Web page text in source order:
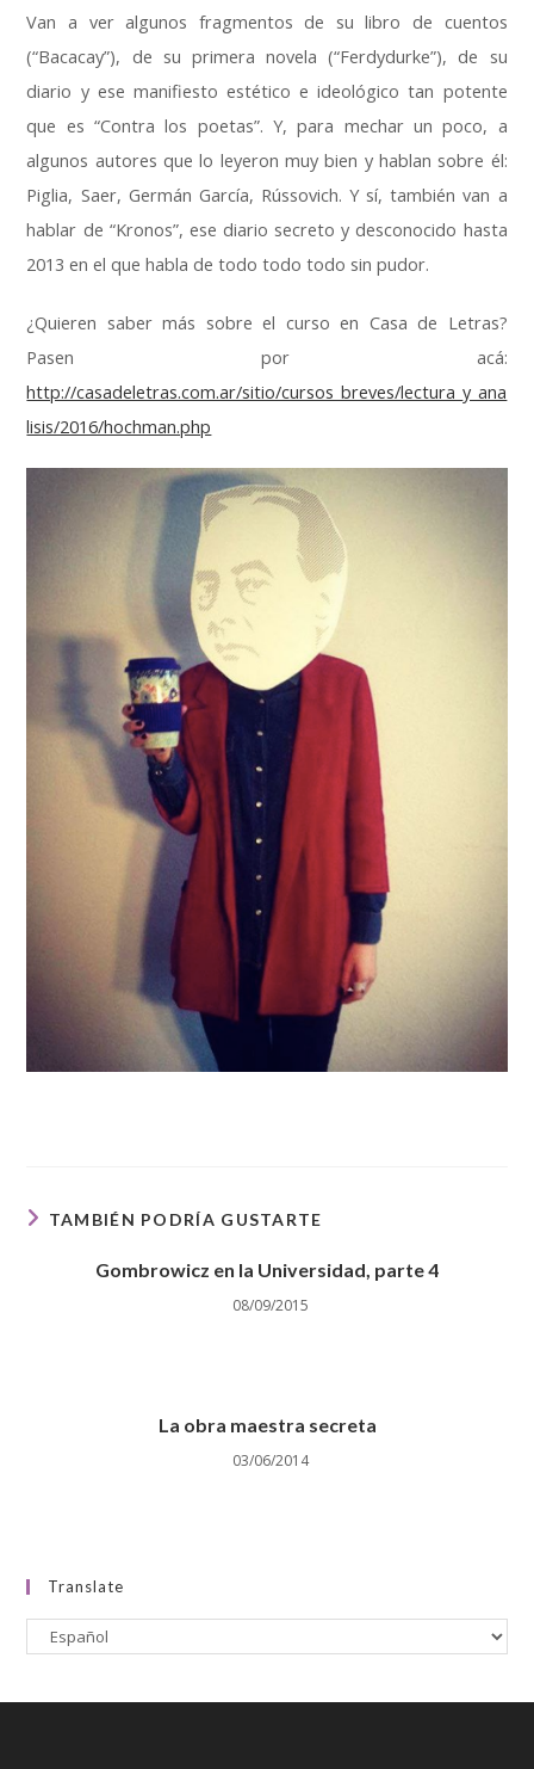
Van a ver algunos fragmentos de su libro de cuentos
(“Bacacay”), de su primera novela (“Ferdydurke”), de su
diario y ese manifiesto estético e ideológico tan potente
que es “Contra los poetas”. Y, para mechar un poco, a
algunos autores que lo leyeron muy bien y hablan sobre él:
Piglia, Saer, Germán García, Rússovich. Y sí, también van a
hablar de “Kronos”, ese diario secreto y desconocido hasta
2013 en el que habla de todo todo todo sin pudor.
¿Quieren saber más sobre el curso en Casa de Letras?
Pasen por acá:
http://casadeletras.com.ar/sitio/cursos_breves/lectura_y_ana
lisis/2016/hochman.php
TAMBIÉN PODRÍA GUSTARTE
Gombrowicz en la Universidad, parte 4
08/09/2015
La obra maestra secreta
03/06/2014
Translate